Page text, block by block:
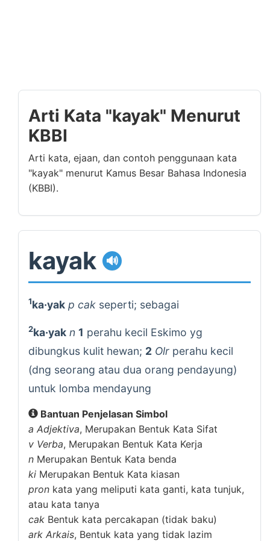
Arti Kata "kayak" Menurut
KBBI
Arti kata, ejaan, dan contoh penggunaan kata
"kayak" menurut Kamus Besar Bahasa Indonesia
(KBBI).
kayak 🔊
1ka·yak p cak seperti; sebagai
2ka·yak n 1 perahu kecil Eskimo yg
dibungkus kulit hewan; 2 Olr perahu kecil
(dng seorang atau dua orang pendayung)
untuk lomba mendayung
Bantuan Penjelasan Simbol
a Adjektiva, Merupakan Bentuk Kata Sifat
v Verba, Merupakan Bentuk Kata Kerja
n Merupakan Bentuk Kata benda
ki Merupakan Bentuk Kata kiasan
pron kata yang meliputi kata ganti, kata tunjuk,
atau kata tanya
cak Bentuk kata percakapan (tidak baku)
ark Arkais, Bentuk kata yang tidak lazim